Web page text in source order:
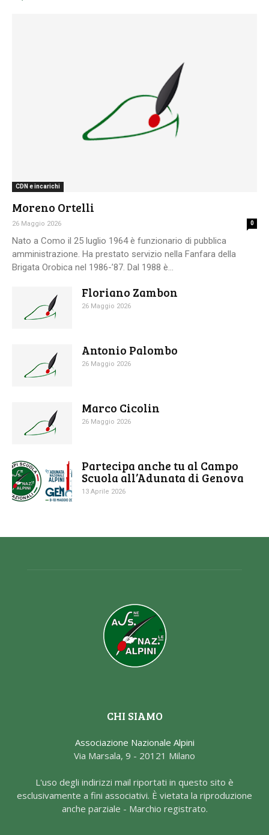
CDN e incarichi
Moreno Ortelli
26 Maggio 2026 0
Nato a Como il 25 luglio 1964 è funzionario di pubblica
amministrazione. Ha prestato servizio nella Fanfara della
Brigata Orobica nel 1986-’87. Dal 1988 è...
Floriano Zambon
26 Maggio 2026
Antonio Palombo
26 Maggio 2026
Marco Cicolin
26 Maggio 2026
Partecipa anche tu al Campo
Scuola all’Adunata di Genova
13 Aprile 2026
CHI SIAMO
Associazione Nazionale Alpini
Via Marsala, 9 - 20121 Milano
L'uso degli indirizzi mail riportati in questo sito è
esclusivamente a fini associativi. È vietata la riproduzione
anche parziale - Marchio registrato.